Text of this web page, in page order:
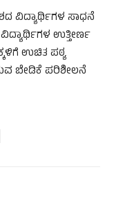
ವಿದ್ಯಾರ್ಥಿಗಳ ಸಾಧನೆ
ವಿದ್ಯಾರ್ಥಿಗಳ ಉತ್ತೀರ್ಣ
ಉಚಿತ ಪಠ್ಯ
ಬೇಡಿಕೆ ಪರಿಶೀಲನೆ